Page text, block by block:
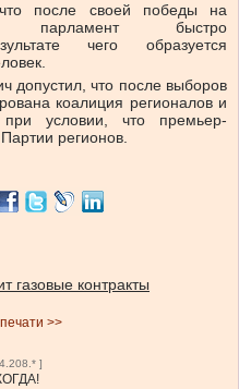
после своей победы на
парламент быстро
чего образуется
допустил, что после выборов
коалиция регионалов и
условии, что премьер-
регионов.
газовые контракты
>>
]